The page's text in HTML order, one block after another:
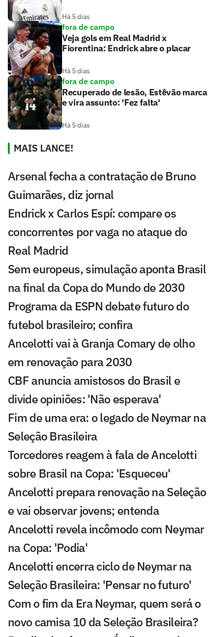
Há 5 dias
fora de campo
Veja gols em Real Madrid x
Fiorentina: Endrick abre o placar
Há 5 dias
fora de campo
Recuperado de lesão, Estêvão marca
e vira assunto: 'Fez falta'
Há 5 dias
MAIS LANCE!
Arsenal fecha a contratação de Bruno
Guimarães, diz jornal
Endrick x Carlos Espí: compare os
concorrentes por vaga no ataque do
Real Madrid
Sem europeus, simulação aponta Brasil
na final da Copa do Mundo de 2030
Programa da ESPN debate futuro do
futebol brasileiro; confira
Ancelotti vai à Granja Comary de olho
em renovação para 2030
CBF anuncia amistosos do Brasil e
divide opiniões: 'Não esperava'
Fim de uma era: o legado de Neymar na
Seleção Brasileira
Torcedores reagem à fala de Ancelotti
sobre Brasil na Copa: 'Esqueceu'
Ancelotti prepara renovação na Seleção
e vai observar jovens; entenda
Ancelotti revela incômodo com Neymar
na Copa: 'Podia'
Ancelotti encerra ciclo de Neymar na
Seleção Brasileira: 'Pensar no futuro'
Com o fim da Era Neymar, quem será o
novo camisa 10 da Seleção Brasileira?